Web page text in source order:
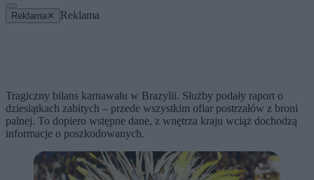
Reklama ✕ Reklama
Tragiczny bilans karnawału w Brazylii. Służby podały raport o
dziesiątkach zabitych – przede wszystkim ofiar postrzałów z broni
palnej. To dopiero wstępne dane, z wnętrza kraju wciąż dochodzą
informacje o poszkodowanych.